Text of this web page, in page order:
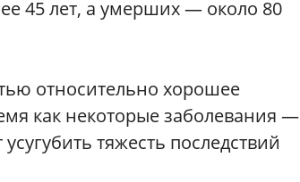
45 лет, а умерших — около 80
относительно хорошее
как некоторые заболевания —
тяжесть последствий